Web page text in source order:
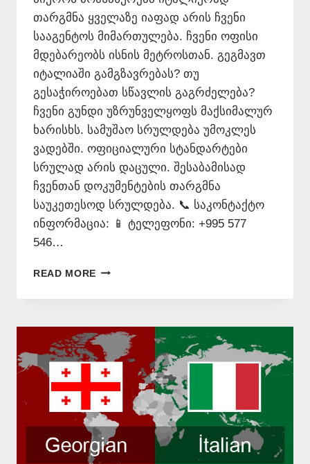
თარგმნა ყველაზე იაფად არის ჩვენი
სააგენტოს მიმართულება. ჩვენი ოფისი
მდებარეობს ისნის მეტროსთან. გეგმავთ
იტალიაში გამგზავრებას? თუ
გესაჭიროებათ სწავლის გაგრძელება?
ჩვენი გუნდი უზრუნველყოფს მაქსიმალურ
ხარისხს. სამუშაო სრულდება უმოკლეს
ვადებში. ოფიციალური სტანდარტები
სრულად არის დაცული. შესაბამისად
ჩვენთან დოკუმენტების თარგმნა
საუკეთესოდ სრულდება. 📞 საკონტაქტო
ინფორმაცია: 📱 ტელეფონი: +995 577
546…
READ MORE ᲘᲢᲐᲚᲘᲣᲠᲐᲓ
ᲧᲕᲔᲚᲐᲖᲔ
📱
577
546
577